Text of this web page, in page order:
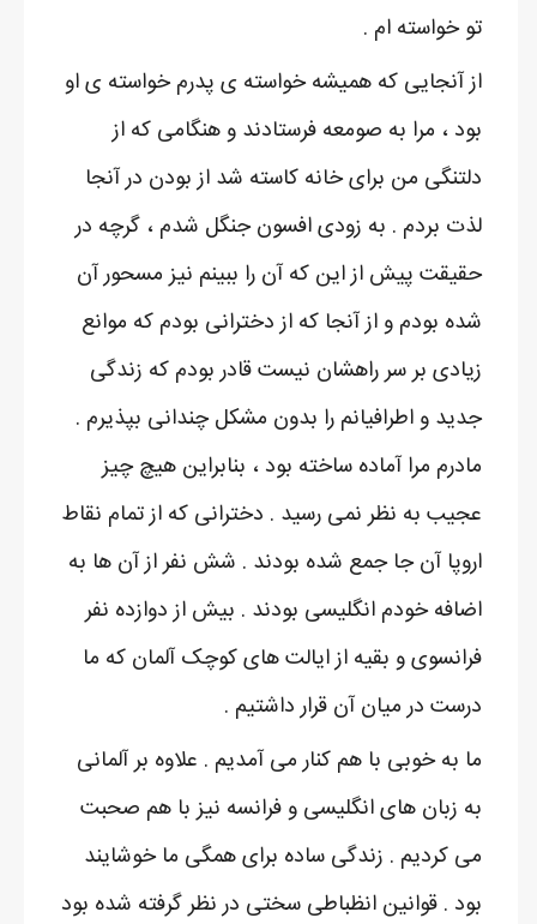
تو خواسته ام .
از آنجایی که همیشه خواسته ی پدرم خواسته ی او
بود ، مرا به صومعه فرستادند و هنگامی که از
دلتنگی من برای خانه کاسته شد از بودن در آنجا
لذت بردم . به زودی افسون جنگل شدم ، گرچه در
حقیقت پیش از این که آن را ببینم نیز مسحور آن
شده بودم و از آنجا که از دخترانی بودم که موانع
زیادی بر سر راهشان نیست قادر بودم که زندگی
جدید و اطرافیانم را بدون مشکل چندانی بپذیرم .
مادرم مرا آماده ساخته بود ، بنابراین هیچ چیز
عجیب به نظر نمی رسید . دخترانی که از تمام نقاط
اروپا آن جا جمع شده بودند . شش نفر از آن ها به
اضافه خودم انگلیسی بودند . بیش از دوازده نفر
فرانسوی و بقیه از ایالت های کوچک آلمان که ما
درست در میان آن قرار داشتیم .
ما به خوبی با هم کنار می آمدیم . علاوه بر آلمانی
به زبان های انگلیسی و فرانسه نیز با هم صحبت
می کردیم . زندگی ساده برای همگی ما خوشایند
بود . قوانین انظباطی سختی در نظر گرفته شده بود